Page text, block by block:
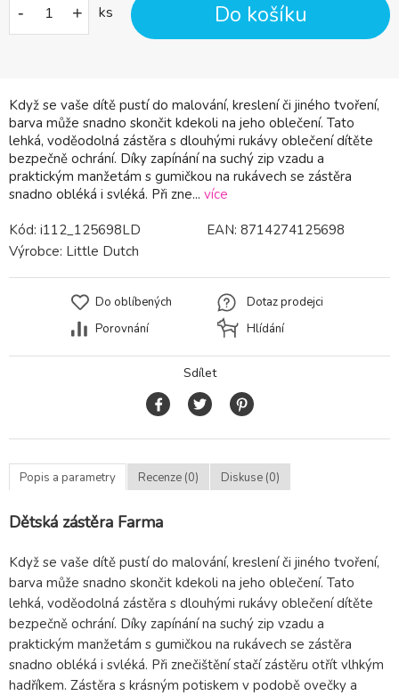
Když se vaše dítě pustí do malování, kreslení či jiného tvoření,
barva může snadno skončit kdekoli na jeho oblečení. Tato
lehká, voděodolná zástěra s dlouhými rukávy oblečení dítěte
bezpečně ochrání. Díky zapínání na suchý zip vzadu a
praktickým manžetám s gumičkou na rukávech se zástěra
snadno obléká i svléká. Při zne... více
- + ks Do košíku
Kód: i112_125698LD EAN: 8714274125698
Výrobce: Little Dutch
Do oblíbených
Porovnání
Dotaz prodejci
Hlídání
Sdílet
Popis a parametry Recenze (0) Diskuse (0)
Dětská zástěra Farma
Když se vaše dítě pustí do malování, kreslení či jiného tvoření,
barva může snadno skončit kdekoli na jeho oblečení. Tato
lehká, voděodolná zástěra s dlouhými rukávy oblečení dítěte
bezpečně ochrání. Díky zapínání na suchý zip vzadu a
praktickým manžetám s gumičkou na rukávech se zástěra
snadno obléká i svléká. Při znečištění stačí zástěru otřít vlhkým
hadříkem. Zástěra s krásným potiskem v podobě ovečky a